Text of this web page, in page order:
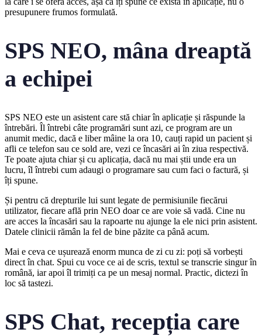
presupunere frumos formulată.
SPS NEO, mâna dreaptă
a echipei
SPS NEO este un asistent care stă chiar în aplicație și răspunde la
întrebări. Îl întrebi câte programări sunt azi, ce program are un
anumit medic, dacă e liber mâine la ora 10, cauți rapid un pacient și
afli ce telefon sau ce sold are, vezi ce încasări ai în ziua respectivă.
Te poate ajuta chiar și cu aplicația, dacă nu mai știi unde era un
lucru, îl întrebi cum adaugi o programare sau cum faci o factură, și
îți spune.
Și pentru că drepturile lui sunt legate de permisiunile fiecărui
utilizator, fiecare află prin NEO doar ce are voie să vadă. Cine nu
are acces la încasări sau la rapoarte nu ajunge la ele nici prin asistent.
Datele clinicii rămân la fel de bine păzite ca până acum.
Mai e ceva ce ușurează enorm munca de zi cu zi: poți să vorbești
direct în chat. Spui cu voce ce ai de scris, textul se transcrie singur în
română, iar apoi îl trimiți ca pe un mesaj normal. Practic, dictezi în
loc să tastezi.
SPS Chat, recepția care